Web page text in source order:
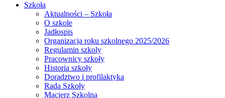
Szkoła
Aktualności – Szkoła
O szkole
Jadłospis
Organizacja roku szkolnego 2025/2026
Regulamin szkoly
Pracownicy szkoły
Historia szkoły
Doradztwo i profilaktyka
Rada Szkoły
Macierz Szkolna